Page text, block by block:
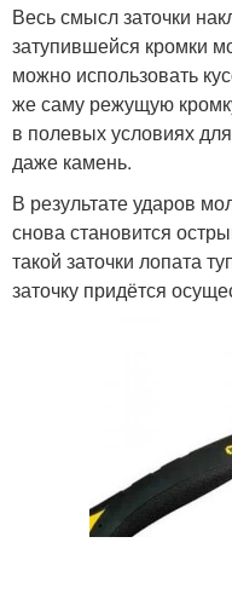
Весь смысл заточки
затупившейся кромки
можно использовать
же саму режущую
в полевых условиях
даже камень.
В результате ударов
снова становится
такой заточки лопата
заточку придётся